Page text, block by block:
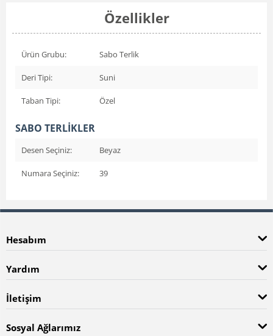
Özellikler
Ürün Grubu: Sabo Terlik
Deri Tipi: Suni
Taban Tipi: Özel
SABO TERLİKLER
Desen Seçiniz: Beyaz
Numara Seçiniz: 39
Hesabım
Yardım
İletişim
Sosyal Ağlarımız